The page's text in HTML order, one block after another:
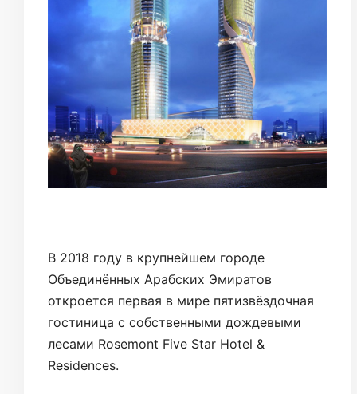
В 2018 году в крупнейшем городе
Объединённых Арабских Эмиратов
откроется первая в мире пятизвёздочная
гостиница с собственными дождевыми
лесами Rosemont Five Star Hotel &
Residences.